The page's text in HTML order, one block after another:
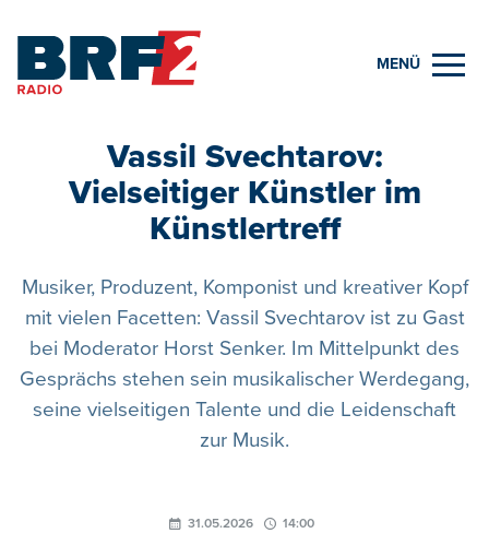
MENÜ
Vassil Svechtarov:
Vielseitiger Künstler im
Künstlertreff
Musiker, Produzent, Komponist und kreativer Kopf
mit vielen Facetten: Vassil Svechtarov ist zu Gast
bei Moderator Horst Senker. Im Mittelpunkt des
Gesprächs stehen sein musikalischer Werdegang,
seine vielseitigen Talente und die Leidenschaft
zur Musik.
31.05.2026 14:00